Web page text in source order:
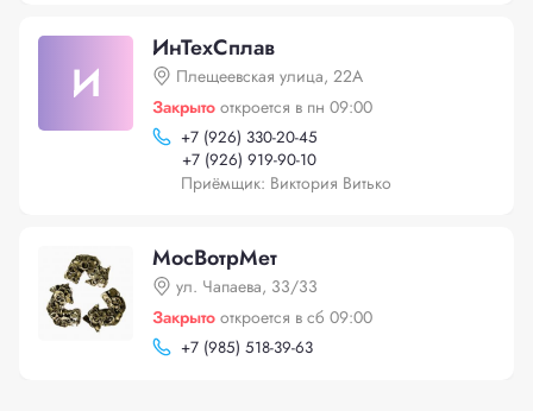
И
ИнТехСплав
Плещеевская улица, 22А
Закрыто откроется в пн 09:00
+7 (926) 330-20-45
+7 (926) 919-90-10
Приёмщик: Виктория Витько
МосВотрМет
ул. Чапаева, 33/33
Закрыто откроется в сб 09:00
+7 (985) 518-39-63